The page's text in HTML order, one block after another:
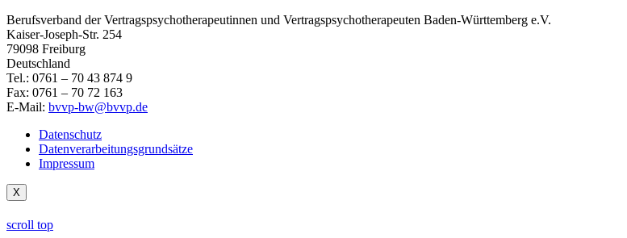
Berufsverband der Vertragspsychotherapeutinnen und Vertragspsychotherapeuten Baden-Württemberg e.V.
Kaiser-Joseph-Str. 254
79098 Freiburg
Deutschland
Tel.: 0761 – 70 43 874 9
Fax: 0761 – 70 72 163
E-Mail: bvvp-bw@bvvp.de
Datenschutz
Datenverarbeitungsgrundsätze
Impressum
X
scroll top